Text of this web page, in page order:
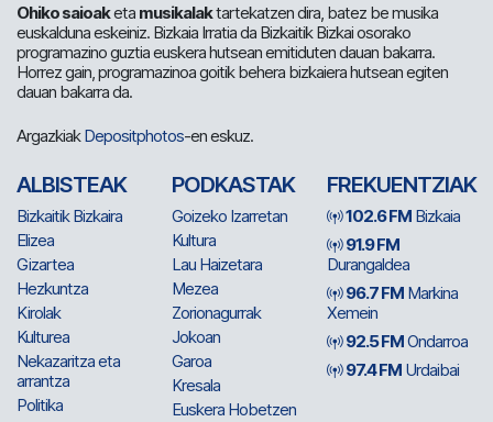
Ohiko saioaketa musikalaktartekatzen dira, batez be musika
euskalduna eskeiniz. Bizkaia Irratia da Bizkaitik Bizkai osorako
programazino guztia euskera hutsean emitiduten dauan bakarra.
Horrez gain, programazinoa goitik behera bizkaiera hutsean egiten
dauan bakarra da.
ArgazkiakDepositphotos-en eskuz.
ALBISTEAK
Bizkaitik Bizkaira
Elizea
Gizartea
Hezkuntza
Kirolak
Kulturea
Nekazaritza eta
arrantza
Politika
PODKASTAK
Goizeko Izarretan
Kultura
Lau Haizetara
Mezea
Zorionagurrak
Jokoan
Garoa
Kresala
Euskera Hobetzen
FREKUENTZIAK
102.6 FM Bizkaia
91.9 FM
Durangaldea
96.7 FM Markina
Xemein
92.5 FMOndarroa
97.4 FM Urdaibai